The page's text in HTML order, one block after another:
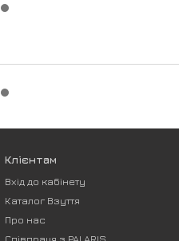
Клієнтам
Вхід до кабінету
Каталог Взуття
Про нас